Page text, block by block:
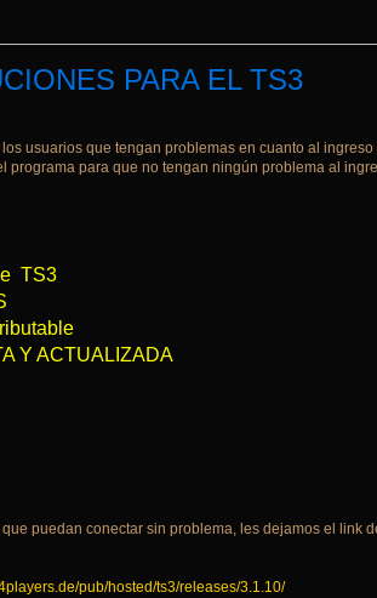
PARA EL TS3
usuarios que tengan problemas en cuanto al
para que no tengan ningún problema al
TS3
Y ACTUALIZADA
puedan conectar sin problema, les dejamos el link
pub/hosted/ts3/releases/3.1.10/